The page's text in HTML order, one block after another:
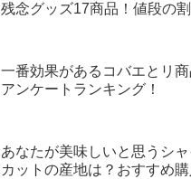
残念グッズ17商品！値段の
一番効果があるコバエとリ商
アンケートランキング！
あなたが美味しいと思うシ
カットの産地は？おすすめ